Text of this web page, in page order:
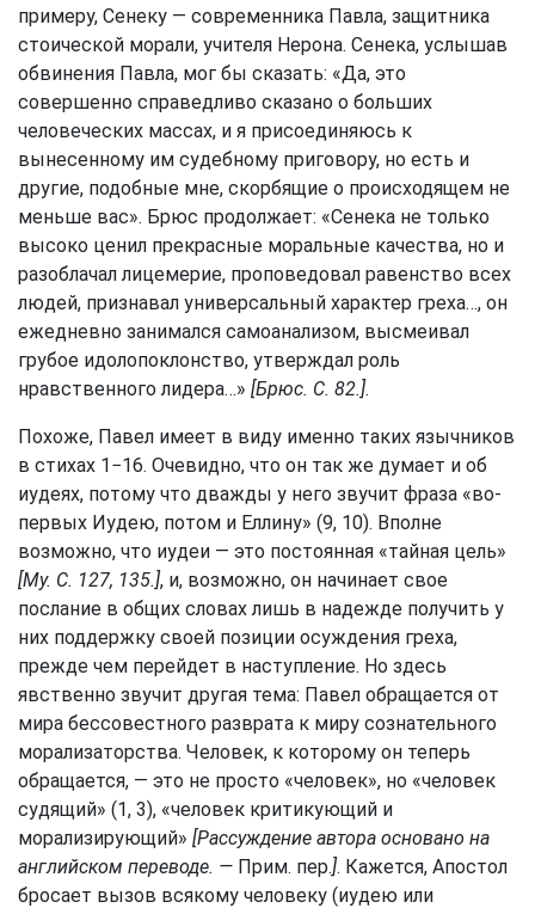
примеру, Сенеку — современника Павла, защитника
стоической морали, учителя Нерона. Сенека, услышав
обвинения Павла, мог бы сказать: «Да, это
совершенно справедливо сказано о больших
человеческих массах, и я присоединяюсь к
вынесенному им судебному приговору, но есть и
другие, подобные мне, скорбящие о происходящем не
меньше вас». Брюс продолжает: «Сенека не только
высоко ценил прекрасные моральные качества, но и
разоблачал лицемерие, проповедовал равенство всех
людей, признавал универсальный характер греха…, он
ежедневно занимался самоанализом, высмеивал
грубое идолопоклонство, утверждал роль
нравственного лидера…» [Брюс. С. 82.].
Похоже, Павел имеет в виду именно таких язычников
в стихах 1−16. Очевидно, что он так же думает и об
иудеях, потому что дважды у него звучит фраза «во-
первых Иудею, потом и Еллину» (9, 10). Вполне
возможно, что иудеи — это постоянная «тайная цель»
[My. С. 127, 135.], и, возможно, он начинает свое
послание в общих словах лишь в надежде получить у
них поддержку своей позиции осуждения греха,
прежде чем перейдет в наступление. Но здесь
явственно звучит другая тема: Павел обращается от
мира бессовестного разврата к миру сознательного
морализаторства. Человек, к которому он теперь
обращается, — это не просто «человек», но «человек
судящий» (1, 3), «человек критикующий и
морализирующий» [Рассуждение автора основано на
английском переводе. — Прим. пер.]. Кажется, Апостол
бросает вызов всякому человеку (иудею или